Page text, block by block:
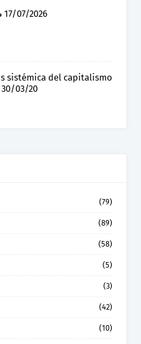
17/07/2026
sistémica del capitalismo
03/20
(79)
(89)
(58)
(5)
(3)
(42)
(10)